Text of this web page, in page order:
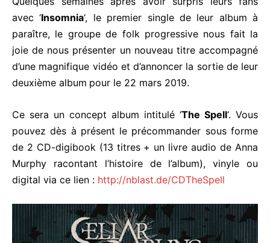
avec ‘Insomnia‘, le premier single de leur album à
paraître, le groupe de folk progressive nous fait la
joie de nous présenter un nouveau titre accompagné
d’une magnifique vidéo et d’annoncer la sortie de leur
deuxième album pour le 22 mars 2019.
Ce sera un concept album intitulé ‘The Spell‘. Vous
pouvez dès à présent le précommander sous forme
de 2 CD-digibook (13 titres + un livre audio de Anna
Murphy racontant l’histoire de l’album), vinyle ou
digital via ce lien : http://nblast.de/CDTheSpell